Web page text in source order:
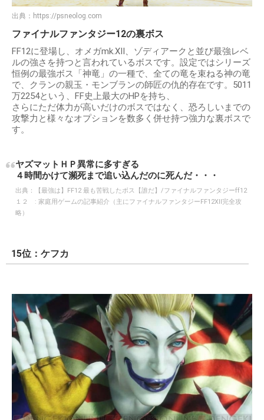
出典： https://psneolog.com
ファイナルファンタジー12の裏ボス
FF12に登場し、オメガmk.XII、ゾディアークと並び最強レベ
ルの強さを持つと言われているボスです。設定ではシリーズ
恒例の最強ボス「神竜」の一種で、全ての竜を束ねる神の竜
で、クランの親玉・モンブランの師匠の仇的存在です。5011
万2254という、FF史上最大のHPを持ち、
さらにただ体力が高いだけのボスではなく、恐ろしいまでの
攻撃力と様々なオプションを数多く併せ持つ強力な裏ボスで
す。
ヤズマットＨＰ異常に多すぎる
４時間かけて瀕死まで追い込んだのに死んだ・・・
出典：
【最強は】FF12 最も苦戦したボス【誰だ】/ファイナルファンタジーff12
１２ : 家庭用ゲームの記事紹介（主にファイナルファンタジーFF12XII完全攻
略）
15位：ケフカ